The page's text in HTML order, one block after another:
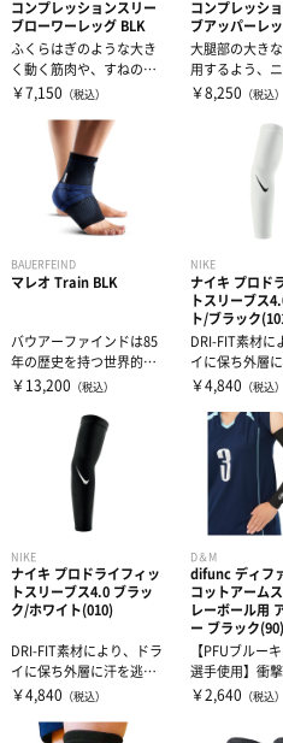
コンプレッションスリー
ブローワーレッグ BLK
ふくらはぎのような大き
く動く筋肉や、すねのよ
うな圧をかけたくない部
￥7,150 （税込）
コンプレッシ
ブアッパーレ
大腿部の大き
用するよう、
グパターンを部
￥8,250 （税込）
BAUERFEIND
マレオ Train BLK
バウアーファインドは85
年の歴史を持つ世界的サ
ポーターコンプレッショ
￥13,200 （税込）
NIKE
ナイキ プロド
トスリーブス
ト/ブラック
DRI-FIT素材に
イに保ち外層
す。ゴムバンド
￥4,840 （税込）
NIKE
ナイキ プロドライフィッ
トスリーブス4.0 ブラッ
ク/ホワイト(010)
DRI-FIT素材により、ドラ
イに保ち外層に汗を逃
す。ゴムバンド部分が快
￥4,840 （税込）
D＆M
difunc ディフ
コットアーム
レーボール用
ー ブラック(90)
【PFUブルー
選手使用】衝
汗速乾性のある
￥2,640 （税込）